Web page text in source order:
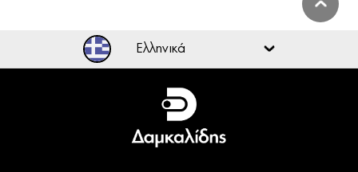
Ελληνικά
Ελληνικά
English